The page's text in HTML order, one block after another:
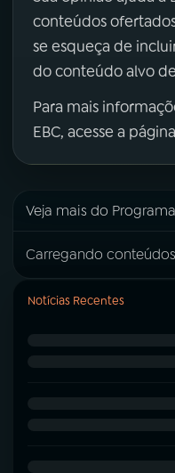
conteúdos
se esqueça de
do conteúdo alvo
Para mais
EBC, acesse a
Veja mais do Programa
Carregando
Notícias Recentes